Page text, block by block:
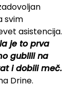
svim
asistencija.
je to prva
gublili na
i dobili meč.
Drine.